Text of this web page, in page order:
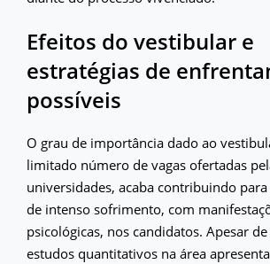
Efeitos do vestibular e
estratégias de
possíveis
O grau de importância dado ao
limitado número de vagas ofertadas
universidades, acaba contribuindo
de intenso sofrimento, com
psicológicas, nos candidatos. Apesar de
estudos quantitativos na área